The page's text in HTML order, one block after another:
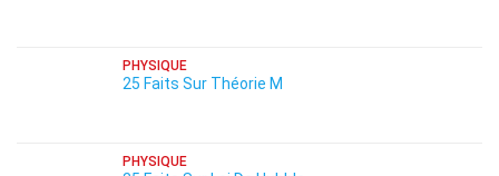
PHYSIQUE
25 Faits Sur Théorie M
PHYSIQUE